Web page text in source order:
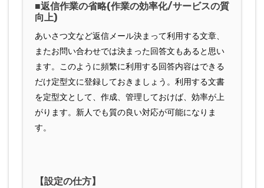
■返信作業の省略(作業の効率化/サービスの質
向上)
あいさつ文など返信メール決まって利用する文章、
またお問い合わせでは決まった回答文もあると思い
ます。このように頻繁に利用する回答内容はできる
だけ定型文に登録しておきましょう。利用する文書
を定型文として、作成、管理しておけば、効率が上
がります。新人でも質の良い対応が可能になりま
す。
【設定の仕方】